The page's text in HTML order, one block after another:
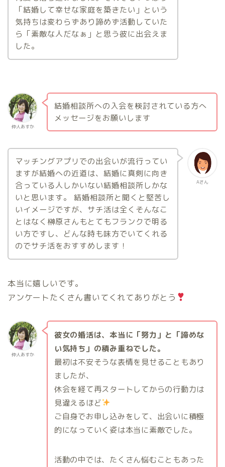
「結婚して幸せな家庭を築きたい」という
気持ちは変わらずあり諦めず活動していた
ら「素敵な人だなぁ」と思う彼に出会えま
した。
仲人あすか
結婚相談所への入会を検討されている方へ
メッセージをお願いします
Aさん
マッチングアプリでの出会いが流行ってい
ますが結婚への近道は、結婚に真剣に向き
合っている人しかいない結婚相談所しかな
いと思います。 結婚相談所と聞くと堅苦し
いイメージですが、サチ活は全くそんなこ
とはなく榊原さんもとてもフランクで明る
い方ですし、どんな時も味方でいてくれる
のでサチ活をおすすめします！
本当に嬉しいです。
アンケートたくさん書いてくれてありがとう
仲人あすか
彼女の婚活は、本当に「努力」と「諦めな
い気持ち」の積み重ねでした。
最初は不安そうな表情を見せることもあり
ましたが、
休会を経て再スタートしてからの行動力は
見違えるほど
ご自身でお申し込みをして、出会いに積極
的になっていく姿は本当に素敵でした。
活動の中では、たくさん悩むこともあった